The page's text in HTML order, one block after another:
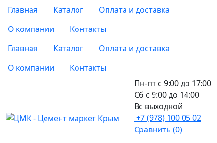
Главная Каталог
Оплата и доставка
О компании
Контакты
Главная
Каталог
Оплата и доставка
О компании
Контакты
Пн-пт с 9:00 до 17:00
Сб с 9:00 до 14:00
Вс выходной
+7 (978) 100 05 02
Сравнить (0)